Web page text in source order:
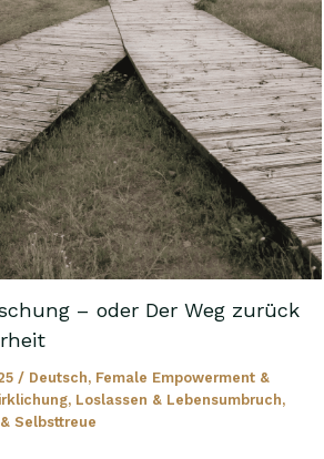
– oder Der Weg zurück
/ Deutsch, Female Empowerment &
, Loslassen & Lebensumbruch,
Selbsttreue